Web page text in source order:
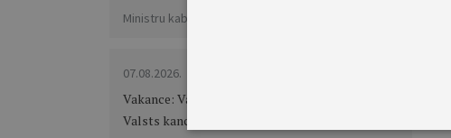
Ministru kabineta noteikumi Nr. 451
07.08.2026.
Vakance: Valsts kancelejas direktors
Valsts kanceleja...